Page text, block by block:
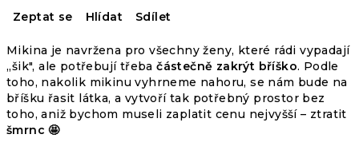
Mikina je navržena pro všechny ženy, které rádi vypadají
,,šik", ale potřebují třebačástečně zakrýt bříško. Podle
toho, nakolik mikinu vyhrneme nahoru, se nám bude na
bříšku řasit látka, a vytvoří tak potřebný prostor bez
toho, aniž bychom museli zaplatit cenu nejvyšší – ztratit
šmrnc 🤩
Zeptat se Hlídat Sdílet